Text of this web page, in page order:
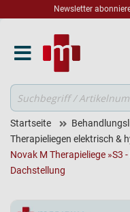
Newsletter
Suche
Startseite
Therapieliegen elektrisch &
Novak M Therapieliege »S3
Dachstellung